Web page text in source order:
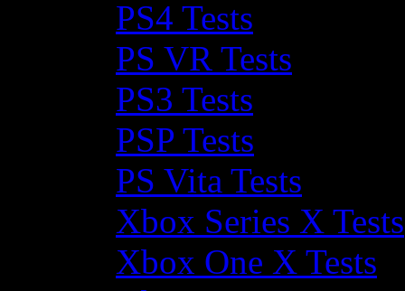
PS4 Tests
PS VR Tests
PS3 Tests
PSP Tests
PS Vita Tests
Xbox Series X Tests
Xbox One X Tests